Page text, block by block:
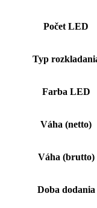
Počet LED
Typ
Farba LED
Váha (netto)
Váha (brutto)
Doba dodania